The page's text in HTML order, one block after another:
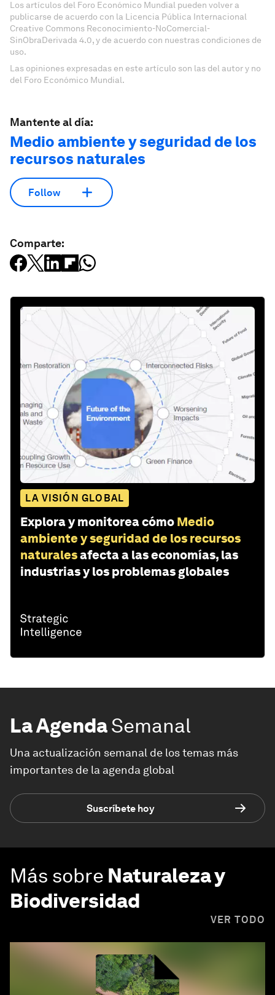
Los artículos del Foro Económico Mundial pueden volver a
publicarse de acuerdo con la Licencia Pública Internacional
Creative Commons Reconocimiento-NoComercial-
SinObraDerivada 4.0, y de acuerdo con nuestras condiciones de
uso.
Las opiniones expresadas en este artículo son las del autor y no
del Foro Económico Mundial.
Mantente al día:
Medio ambiente y seguridad de los
recursos naturales
Follow
Comparte:
LA VISIÓN GLOBAL
Explora y monitorea cómo Medio
ambiente y seguridad de los recursos
naturalesafecta a las economías, las
industrias y los problemas globales
La AgendaSemanal
Una actualización semanal de los temas más
importantes de la agenda global
Suscríbete hoy
Más sobre Naturaleza y
Biodiversidad
VER TODO